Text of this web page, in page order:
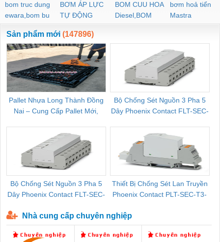
bom truc dung
ewara,bom bu
ewara
BƠM ÁP LỰC
TỰ ĐỘNG
BOM CUU HOA
Diesel,BOM
CHUA CHAY
bơm hoả tiển
Mastra
Sản phẩm mới (147896)
Pallet Nhựa Long Thành Đồng
Nai – Cung Cấp Pallet Mới,
Bộ Chống Sét Nguồn 3 Pha 5
Dây Phoenix Contact FLT-SEC-
Bộ Chống Sét Nguồn 3 Pha 5
Dây Phoenix Contact FLT-SEC-
Thiết Bị Chống Sét Lan Truyền
Phoenix Contact PLT-SEC-T3-
Nhà cung cấp chuyên nghiệp